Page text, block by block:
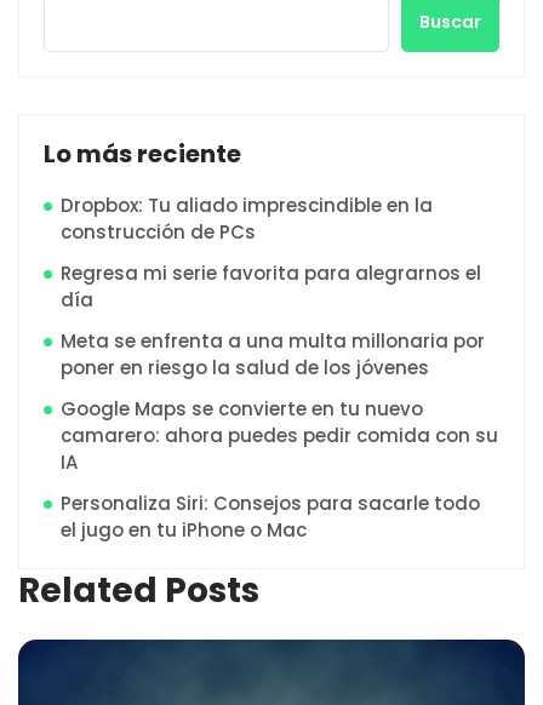
Buscar
Lo más reciente
Dropbox: Tu aliado imprescindible en la
construcción de PCs
Regresa mi serie favorita para alegrarnos el
día
Meta se enfrenta a una multa millonaria por
poner en riesgo la salud de los jóvenes
Google Maps se convierte en tu nuevo
camarero: ahora puedes pedir comida con su
IA
Personaliza Siri: Consejos para sacarle todo
el jugo en tu iPhone o Mac
Related Posts